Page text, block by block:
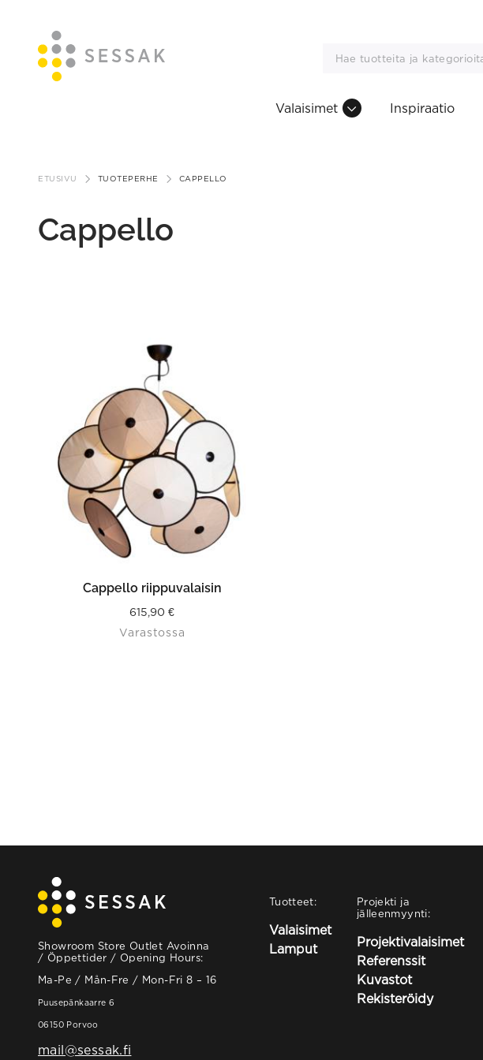
sisältöön
Valaisimet Inspiraatio
ETUSIVU TUOTEPERHE CAPPELLO
Cappello
LISÄÄ OSTOSKORIIN
Cappello riippuvalaisin
615,90€
Varastossa
Showroom Store Outlet Avoinna
/ Öppettider / Opening Hours:
Ma-Pe / Mån-Fre / Mon-Fri 8 – 16
Puusepänkaarre 6
06150 Porvoo
mail@sessak.fi
Tuotteet:
Valaisimet
Lamput
Projekti ja
jälleenmyynti:
Projektivalaisimet
Referenssit
Kuvastot
Rekisteröidy